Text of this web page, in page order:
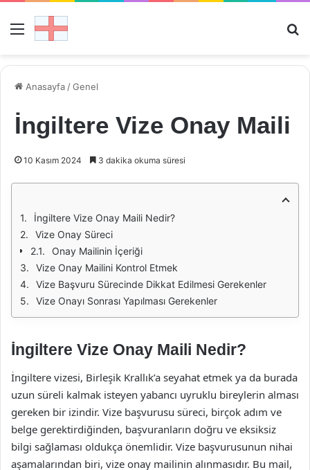
Menü
Anasayfa /Genel
İngiltere Vize Onay Maili
10 Kasım 2024 3 dakika okuma süresi
İngiltere Vize Onay Maili Nedir?
Vize Onay Süreci
Onay Mailinin İçeriği
Vize Onay Mailini Kontrol Etmek
Vize Başvuru Sürecinde Dikkat Edilmesi Gerekenler
Vize Onayı Sonrası Yapılması Gerekenler
İngiltere Vize Onay Maili Nedir?
İngiltere vizesi, Birleşik Krallık’a seyahat etmek ya da burada
uzun süreli kalmak isteyen yabancı uyruklu bireylerin alması
gereken bir izindir. Vize başvurusu süreci, birçok adım ve
belge gerektirdiğinden, başvuranların doğru ve eksiksiz
bilgi sağlaması oldukça önemlidir. Vize başvurusunun nihai
aşamalarından biri, vize onay mailinin alınmasıdır. Bu mail,